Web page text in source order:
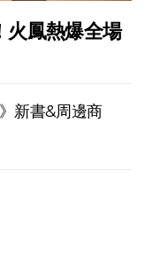
火鳳熱爆全場
新書&周邊商